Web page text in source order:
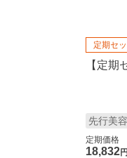
定期セッ
【定期
先行美
定期価格
18,832